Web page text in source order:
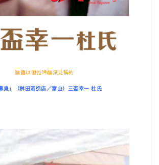
釀造以優雅吟釀派見稱的
泉」（桝田酒造店／富山）三盃幸一 杜氏